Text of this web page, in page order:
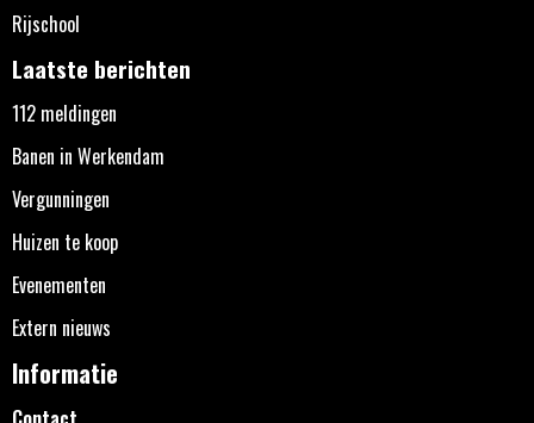
Rijschool
Laatste berichten
112 meldingen
Banen in Werkendam
Vergunningen
Huizen te koop
Evenementen
Extern nieuws
Informatie